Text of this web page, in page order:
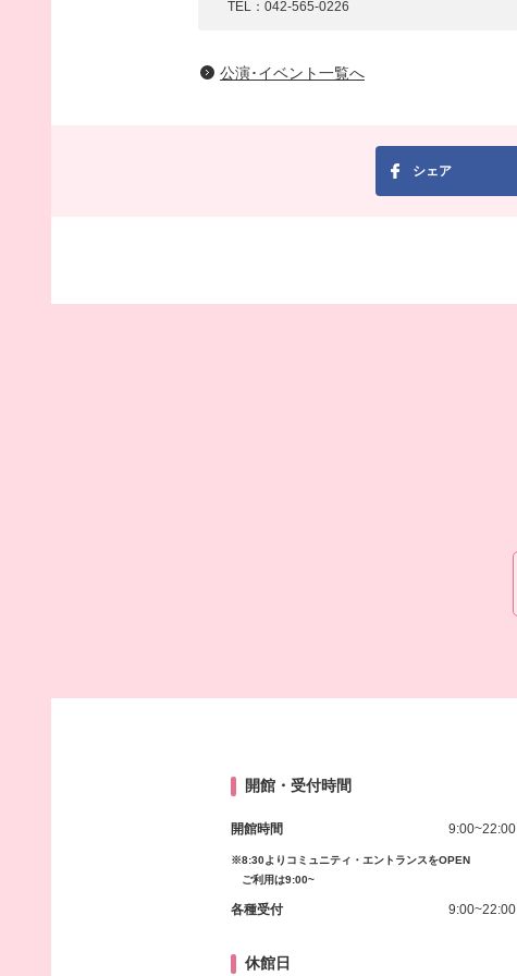
TEL：042-565-0226
公演･イベント一覧へ
シェア
開館・受付時間
開館時間 9:00~22:00
※8:30よりコミュニティ・エントランスをOPEN
ご利用は9:00~
各種受付 9:00~22:00
休館日